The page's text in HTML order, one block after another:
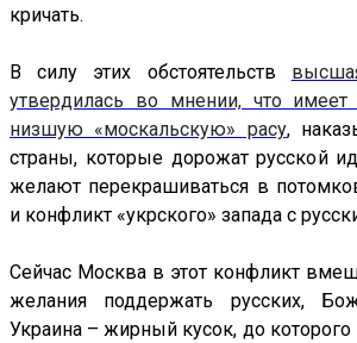
кричать.
В силу этих обстоятельств
утвердилась во мнении, что имеет
низшую «москальскую» расу,
страны, которые дорожат русской
желают перекрашиваться в
и конфликт «укрского» запада с
Сейчас Москва в этот конфликт
желания поддержать русских,
Украина – жирный кусок, до которого